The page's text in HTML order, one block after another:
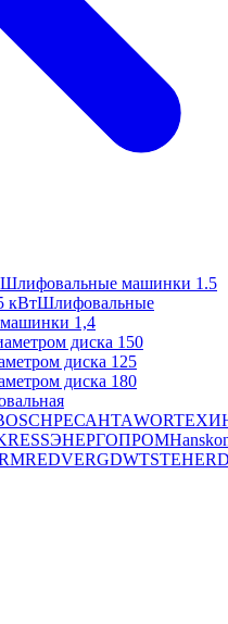
Шлифовальные машинки 1.5
кВтШлифовальные
1,4
диска 150
диска 125
диска 180
РЕСАНТАWORTEX
ЭНЕРГОПРОМ
REDVERGDWTSTEHER